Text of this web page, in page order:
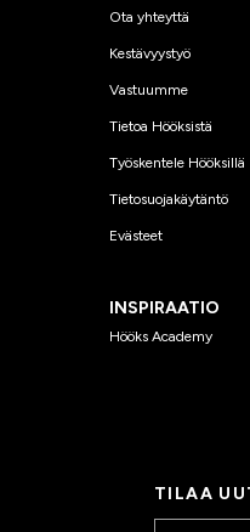
Ota yhteyttä
Kestävyystyö
Vastuumme
Tietoa Hööksistä
Työskentele Hööksillä
Tietosuojakäytäntö
Evästeet
INSPIRAATIO
Hööks Academy
TILAA